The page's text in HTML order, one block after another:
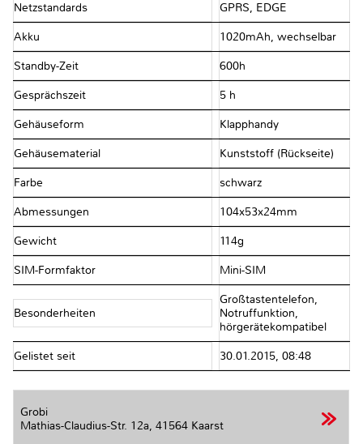
Netzstandards GPRS, EDGE
Akku 1020mAh, wechselbar
Standby-Zeit 600h
Gesprächszeit 5 h
Gehäuseform Klapphandy
Gehäusematerial Kunststoff (Rückseite)
Farbe schwarz
Abmessungen 104x53x24mm
Gewicht 114g
SIM-Formfaktor Mini-SIM
Besonderheiten
Großtastentelefon,
Notruffunktion,
hörgerätekompatibel
Gelistet seit 30.01.2015, 08:48
Grobi
Mathias-Claudius-Str. 12a, 41564 Kaarst